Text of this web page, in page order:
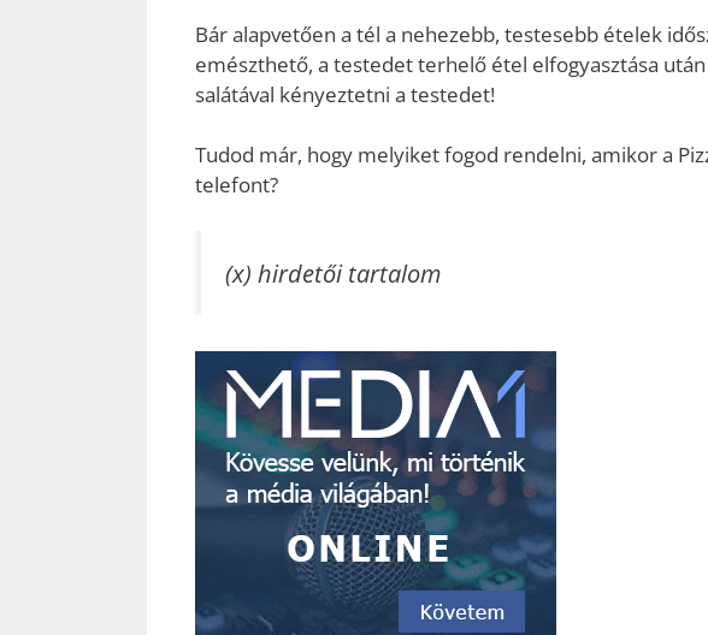
Bár alapvetően a tél a nehezebb, testesebb ételek
emészthető, a testedet terhelő étel elfogyasztása
salátával kényeztetni a testedet!
Tudod már, hogy melyiket fogod rendelni, amikor a
telefont?
(x) hirdetői tartalom